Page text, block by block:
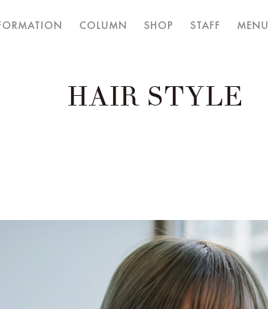
COLUMN SHOP STAFF MENU
HAIR STYLE